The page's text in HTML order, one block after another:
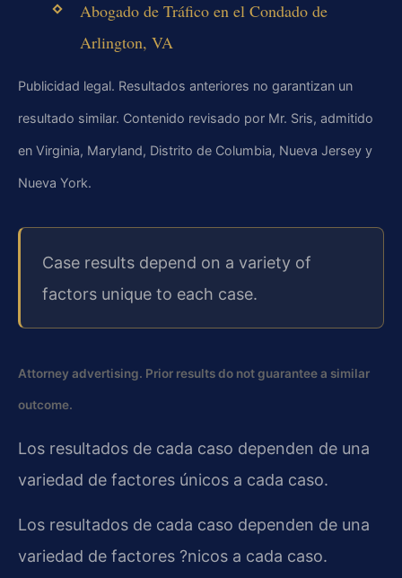
Abogado de Tráfico en el Condado de
Arlington, VA
Publicidad legal. Resultados anteriores no garantizan un
resultado similar. Contenido revisado por Mr. Sris, admitido
en Virginia, Maryland, Distrito de Columbia, Nueva Jersey y
Nueva York.
Case results depend on a variety of
factors unique to each case.
Attorney advertising. Prior results do not guarantee a similar
outcome.
Los resultados de cada caso dependen de una
variedad de factores únicos a cada caso.
Los resultados de cada caso dependen de una
variedad de factores ?nicos a cada caso.